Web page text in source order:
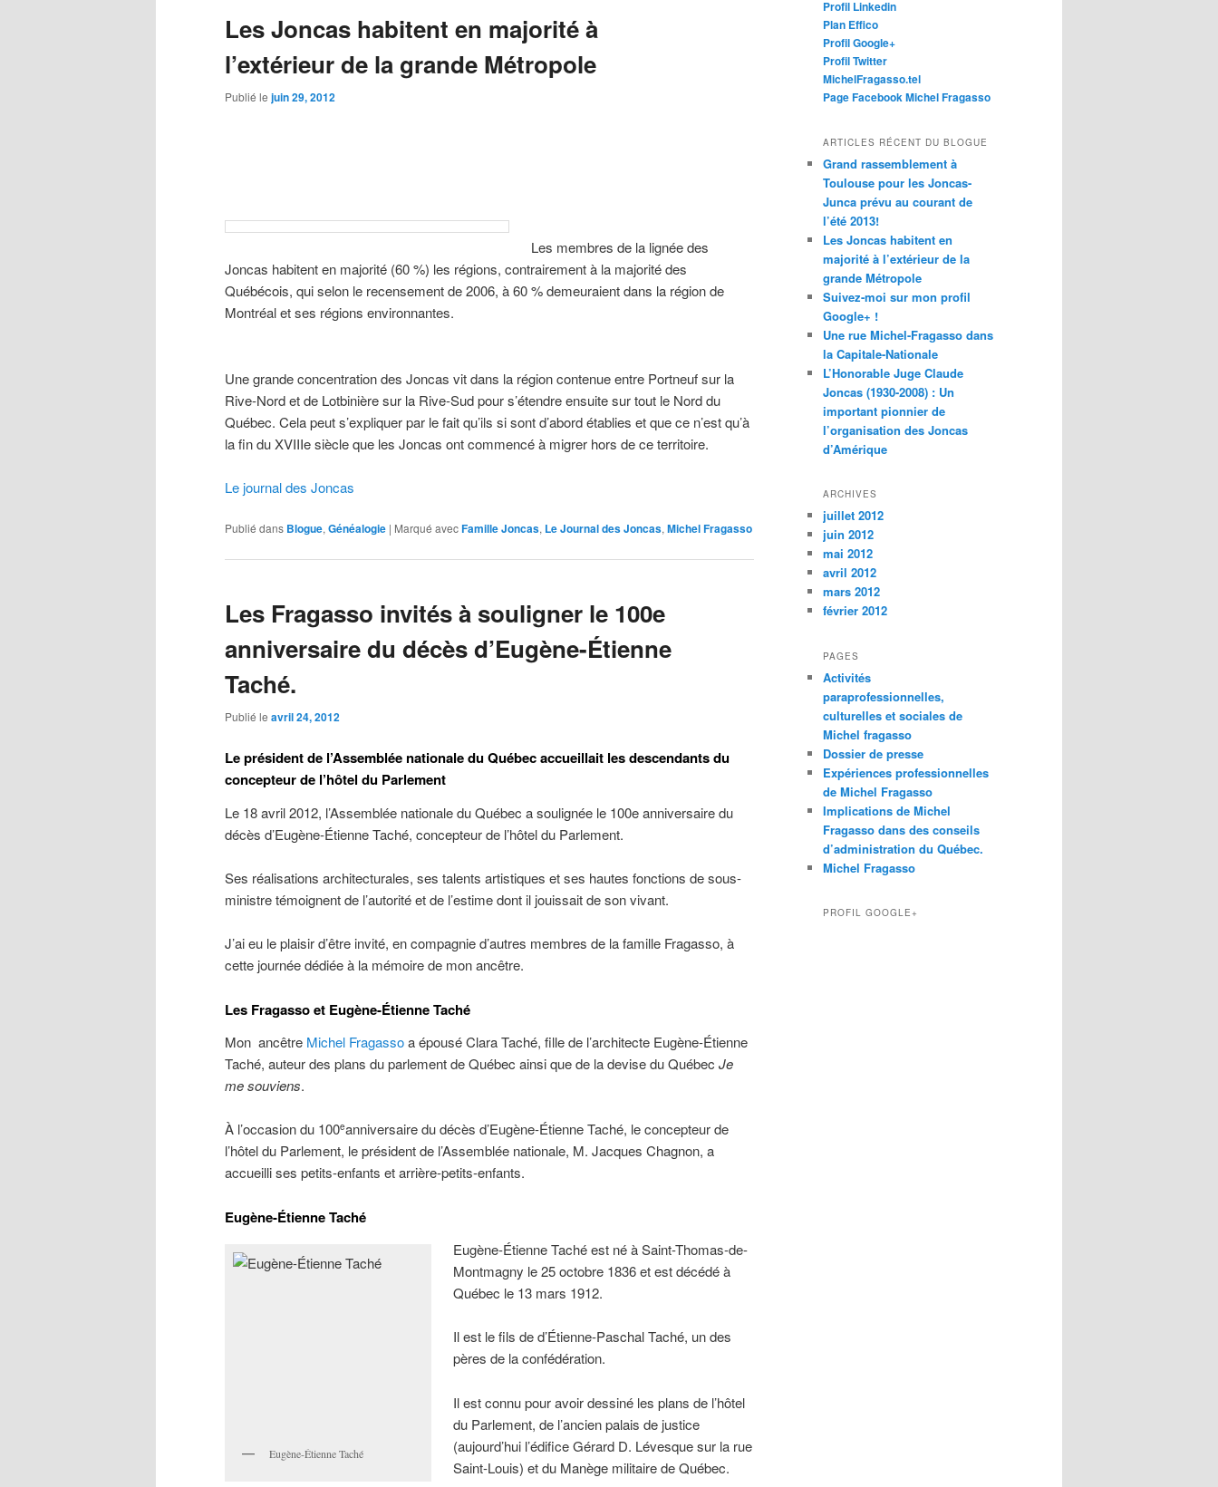
Les Joncas habitent en majorité à
l’extérieur de la grande Métropole
Publié le juin 29, 2012
Les membres de la lignée des
Joncas habitent en majorité (60 %) les régions, contrairement à la majorité des
Québécois, qui selon le recensement de 2006, à 60 % demeuraient dans la région de
Montréal et ses régions environnantes.
Une grande concentration des Joncas vit dans la région contenue entre Portneuf sur la
Rive-Nord et de Lotbinière sur la Rive-Sud pour s’étendre ensuite sur tout le Nord du
Québec. Cela peut s’expliquer par le fait qu’ils si sont d’abord établies et que ce n’est qu’à
la fin du XVIIIe siècle que les Joncas ont commencé à migrer hors de ce territoire.
Le journal des Joncas
Publié dans Blogue,Généalogie | Marqué avecFamille Joncas, Le Journal des Joncas,Michel Fragasso
Les Fragasso invités à souligner le 100e
anniversaire du décès d’Eugène-Étienne
Taché.
Publié le avril 24, 2012
Le président de l’Assemblée nationale du Québec accueillait les descendants du
concepteur de l’hôtel du Parlement
Le 18 avril 2012, l’Assemblée nationale du Québec a soulignée le 100e anniversaire du
décès d’Eugène-Étienne Taché, concepteur de l’hôtel du Parlement.
Ses réalisations architecturales, ses talents artistiques et ses hautes fonctions de sous-
ministre témoignent de l’autorité et de l’estime dont il jouissait de son vivant.
J’ai eu le plaisir d’être invité, en compagnie d’autres membres de la famille Fragasso, à
cette journée dédiée à la mémoire de mon ancêtre.
Les Fragasso et Eugène-Étienne Taché
Mon ancêtre Michel Fragassoa épousé Clara Taché, fille de l’architecte Eugène-Étienne
Taché, auteur des plans du parlement de Québec ainsi que de la devise du Québec Je
me souviens.
À l’occasion du 100eanniversaire du décès d’Eugène-Étienne Taché, le concepteur de
l’hôtel du Parlement, le président de l’Assemblée nationale, M. Jacques Chagnon, a
accueilli ses petits-enfants et arrière-petits-enfants.
Eugène-Étienne Taché
Eugène-Étienne Taché
Eugène-Étienne Taché est né à Saint-Thomas-de-
Montmagny le 25 octobre 1836 et est décédé à
Québec le 13 mars 1912.
Il est le fils de d’Étienne-Paschal Taché, un des
pères de la confédération.
Il est connu pour avoir dessiné les plans de l’hôtel
du Parlement, de l’ancien palais de justice
(aujourd’hui l’édifice Gérard D. Lévesque sur la rue
Saint-Louis) et du Manège militaire de Québec.
Profil Linkedin
Plan Effico
Profil Google+
Profil Twitter
MichelFragasso.tel
Page Facebook Michel Fragasso
ARTICLES RÉCENT DU BLOGUE
Grand rassemblement à
Toulouse pour les Joncas-
Junca prévu au courant de
l’été 2013!
Les Joncas habitent en
majorité à l’extérieur de la
grande Métropole
Suivez-moi sur mon profil
Google+ !
Une rue Michel-Fragasso dans
la Capitale-Nationale
L’Honorable Juge Claude
Joncas (1930-2008) : Un
important pionnier de
l’organisation des Joncas
d’Amérique
ARCHIVES
juillet 2012
juin 2012
mai 2012
avril 2012
mars 2012
février 2012
PAGES
Activités
paraprofessionnelles,
culturelles et sociales de
Michel fragasso
Dossier de presse
Expériences professionnelles
de Michel Fragasso
Implications de Michel
Fragasso dans des conseils
d’administration du Québec.
Michel Fragasso
PROFIL GOOGLE+